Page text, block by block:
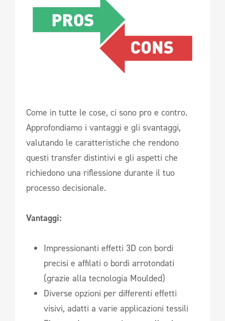
Come in tutte le cose, ci sono pro e contro.
Approfondiamo i vantaggi e gli svantaggi,
valutando le caratteristiche che rendono
questi transfer distintivi e gli aspetti che
richiedono una riflessione durante il tuo
processo decisionale.
Vantaggi:
Impressionanti effetti 3D con bordi
precisi e affilati o bordi arrotondati
(grazie alla tecnologia Moulded)
Diverse opzioni per differenti effetti
visivi, adatti a varie applicazioni tessili